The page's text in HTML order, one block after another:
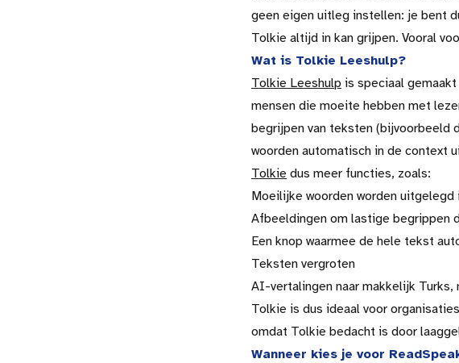
geen eigen uitleg instellen: je bent
Tolkie altijd in kan grijpen. Vooral
Wat is Tolkie Leeshulp?
Tolkie Leeshulp is speciaal
mensen die moeite hebben met
begrijpen van teksten (bijvoorbeeld
woorden automatisch in de context
Tolkie dus meer functies, zoals:
Moeilijke woorden worden
Afbeeldingen om lastige begrippen
Een knop waarmee de hele tekst
Teksten vergroten
AI-vertalingen naar makkelijk
Tolkie is dus ideaal voor
omdat Tolkie bedacht is door
Wanneer kies je voor